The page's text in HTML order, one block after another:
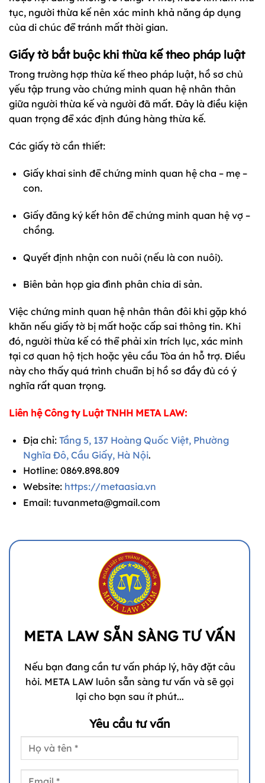
tục, người thừa kế nên xác minh khả năng áp dụng
của di chúc để tránh mất thời gian.
Giấy tờ bắt buộc khi thừa kế theo pháp luật
Trong trường hợp thừa kế theo pháp luật, hồ sơ chủ
yếu tập trung vào chứng minh quan hệ nhân thân
giữa người thừa kế và người đã mất. Đây là điều kiện
quan trọng để xác định đúng hàng thừa kế.
Các giấy tờ cần thiết:
Giấy khai sinh để chứng minh quan hệ cha – mẹ –
con.
Giấy đăng ký kết hôn để chứng minh quan hệ vợ –
chồng.
Quyết định nhận con nuôi (nếu là con nuôi).
Biên bản họp gia đình phân chia di sản.
Việc chứng minh quan hệ nhân thân đôi khi gặp khó
khăn nếu giấy tờ bị mất hoặc cấp sai thông tin. Khi
đó, người thừa kế có thể phải xin trích lục, xác minh
tại cơ quan hộ tịch hoặc yêu cầu Tòa án hỗ trợ. Điều
này cho thấy quá trình chuẩn bị hồ sơ đầy đủ có ý
nghĩa rất quan trọng.
Liên hệ Công ty Luật TNHH META LAW:
Địa chỉ: Tầng 5, 137 Hoàng Quốc Việt, Phường
Nghĩa Đô, Cầu Giấy, Hà Nội.
Hotline: 0869.898.809
Website: https://metaasia.vn
Email: tuvanmeta@gmail.com
META LAW SẴN SÀNG TƯ VẤN
Nếu bạn đang cần tư vấn pháp lý, hãy đặt câu
hỏi. META LAW luôn sẵn sàng tư vấn và sẽ gọi
lại cho bạn sau ít phút...
Yêu cầu tư vấn